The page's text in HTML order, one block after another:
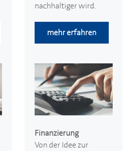
nachhaltiger wird.
mehr erfahren
Finanzierung
Von der Idee zur